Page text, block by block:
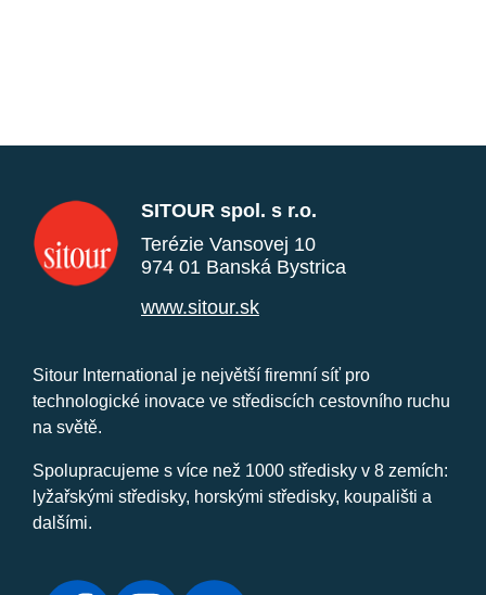
SITOUR spol. s r.o.
Terézie Vansovej 10
974 01 Banská Bystrica
www.sitour.sk
Sitour International je největší firemní síť pro
technologické inovace ve střediscích cestovního ruchu
na světě.
Spolupracujeme s více než 1000 středisky v 8 zemích:
lyžařskými středisky, horskými středisky, koupališti a
dalšími.